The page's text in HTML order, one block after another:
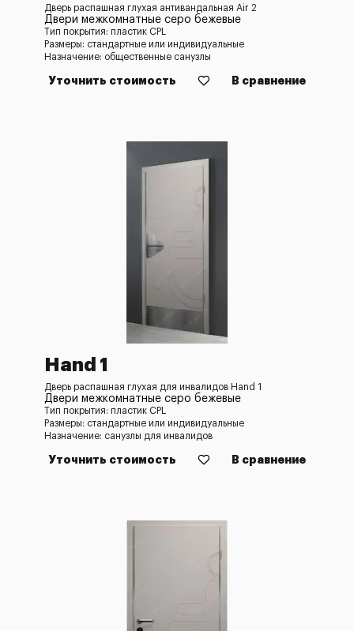
Дверь распашная глухая антивандальная Air 2
Двери межкомнатные серо бежевые
Тип покрытия: пластик CPL
Размеры: стандартные или индивидуальные
Назначение: общественные санузлы
Уточнить стоимость В сравнение
Hand 1
Дверь распашная глухая для инвалидов Hand 1
Двери межкомнатные серо бежевые
Тип покрытия: пластик CPL
Размеры: стандартные или индивидуальные
Назначение: санузлы для инвалидов
Уточнить стоимость В сравнение